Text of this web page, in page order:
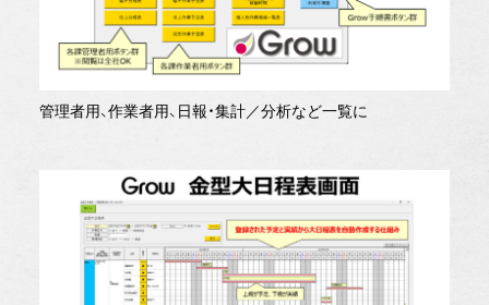
管理者用、作業者用、日報・集計／分析など一覧に